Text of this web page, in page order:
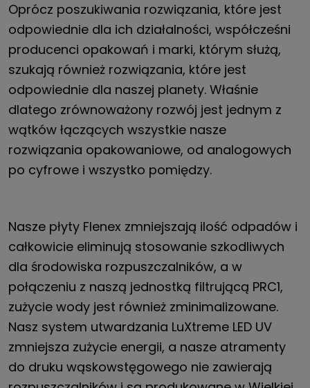
Oprócz poszukiwania rozwiązania, które jest
odpowiednie dla ich działalności, współcześni
producenci opakowań i marki, którym służą,
szukają również rozwiązania, które jest
odpowiednie dla naszej planety. Właśnie
dlatego zrównoważony rozwój jest jednym z
wątków łączących wszystkie nasze
rozwiązania opakowaniowe, od analogowych
po cyfrowe i wszystko pomiędzy.
Nasze płyty Flenex zmniejszają ilość odpadów i
całkowicie eliminują stosowanie szkodliwych
dla środowiska rozpuszczalników, a w
połączeniu z naszą jednostką filtrującą PRC1,
zużycie wody jest również zminimalizowane.
Nasz system utwardzania LuXtreme LED UV
zmniejsza zużycie energii, a nasze atramenty
do druku wąskowstęgowego nie zawierają